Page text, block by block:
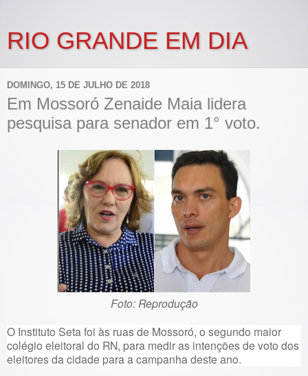
RIO GRANDE EM DIA
DOMINGO, 15 DE JULHO DE 2018
Em Mossoró Zenaide Maia lidera
pesquisa para senador em 1° voto.
Foto: Reprodução
O Instituto Seta foi às ruas de Mossoró, o segundo maior
colégio eleitoral do RN, para medir as intenções de voto dos
eleitores da cidade para a campanha deste ano.